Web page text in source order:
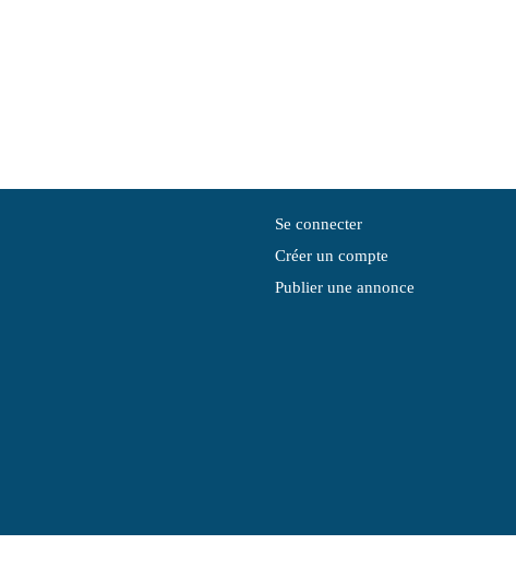
Se connecter
Créer un compte
Publier une annonce